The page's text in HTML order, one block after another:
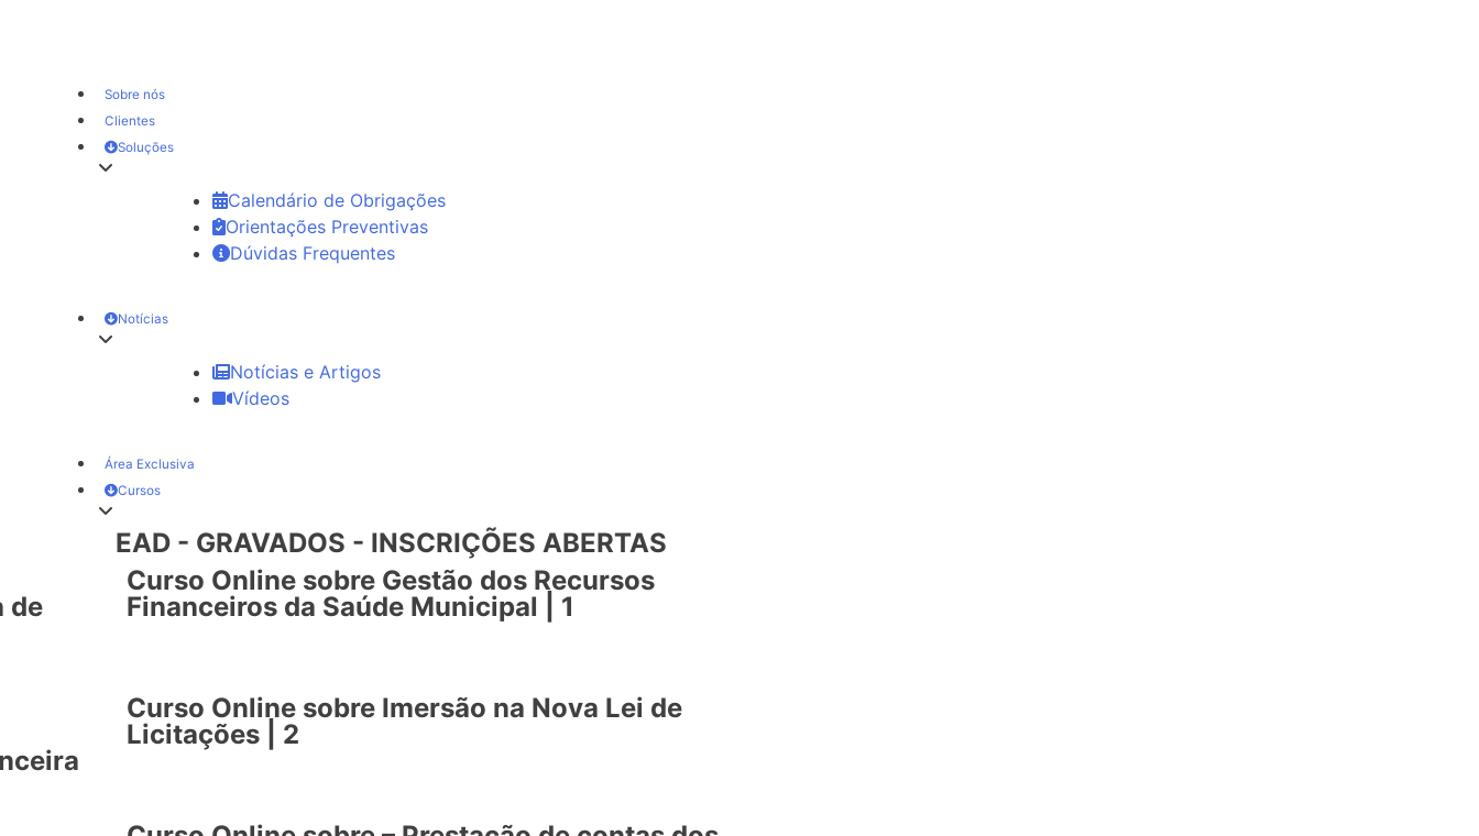
Sobre nós
Clientes
Soluções
Calendário de Obrigações
Orientações Preventivas
Dúvidas Frequentes
Notícias
Notícias e Artigos
Vídeos
Área Exclusiva
Cursos
de
EAD - GRAVADOS - INSCRIÇÕES ABERTAS
Curso Online sobre Gestão dos Recursos
Financeiros da Saúde Municipal | 1
Curso Online sobre Imersão na Nova Lei de
Licitações | 2